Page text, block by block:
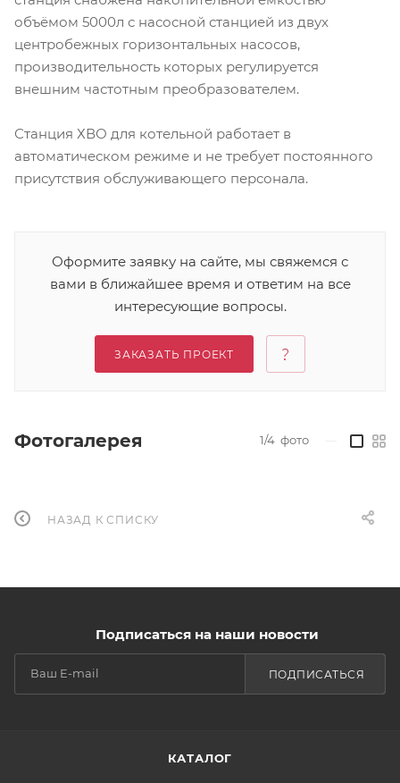
объёмом 5000л с насосной станцией из двух
центробежных горизонтальных насосов,
производительность которых регулируется
внешним частотным преобразователем.
Станция ХВО для котельной работает в
автоматическом режиме и не требует постоянного
присутствия обслуживающего персонала.
Оформите заявку на сайте, мы свяжемся с
вами в ближайшее время и ответим на все
интересующие вопросы.
ЗАКАЗАТЬ ПРОЕКТ
Фотогалерея 1/4 фото
НАЗАД К СПИСКУ
Подписаться на наши новости
ПОДПИСАТЬСЯ
КАТАЛОГ